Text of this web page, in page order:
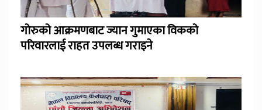
गोरुको आक्रमणबाट ज्यान गुमाएका विकको
परिवारलाई राहत उपलब्ध गराइने